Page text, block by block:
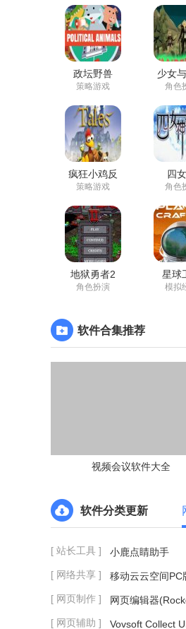
政坛野兽
策略游戏
少女
角色
疯狂小鸡反
击战
策略游戏
四
角色
地狱勇者2
角色扮演
星球
模拟
软件合集推荐
视频会议软件大全
软件分类更新
[ 站长工具 ] 小鹿点睛助手
[ 网络共享 ]
移动云云空间PC
[ 网页制作 ]
网页编辑器
[ 网页辅助 ]
Vovsoft Collect